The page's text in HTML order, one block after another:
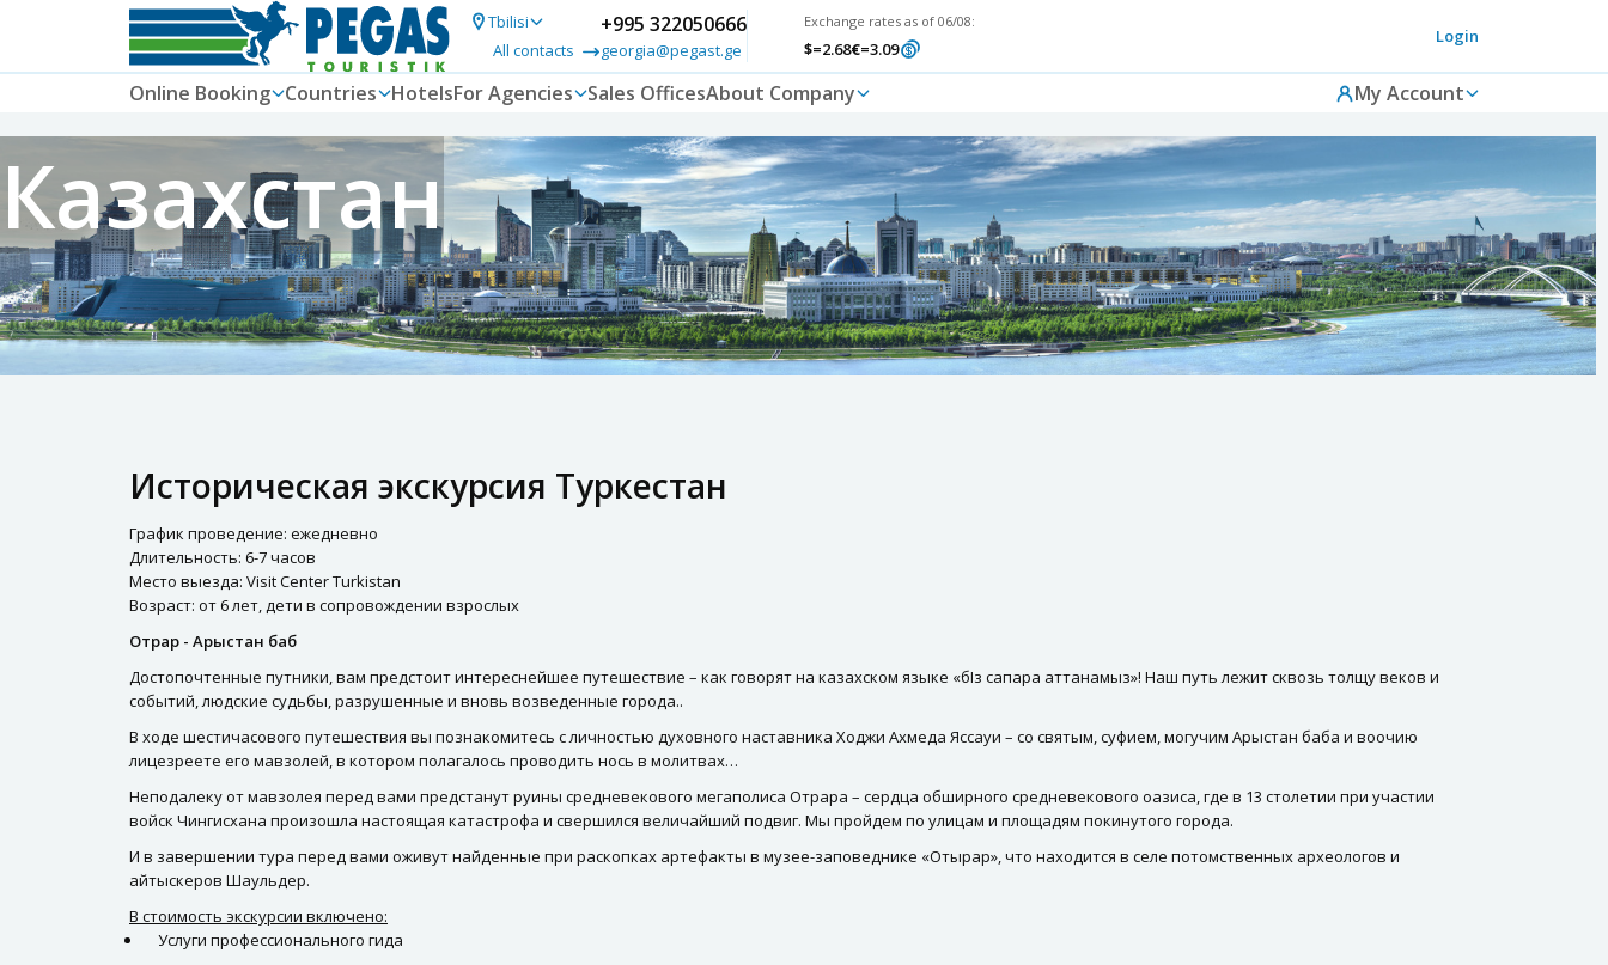
Tbilisi
All contacts
+995 322050666
georgia@pegast.ge
Exchange rates as of 06/08:
$=2.68€=3.09
Login
Online Booking Countries HotelsFor Agencies Sales OfficesAbout Company My Account
Казахстан
Историческая экскурсия Туркестан
График проведение: ежедневно
Длительность: 6-7 часов
Место выезда: Visit Center Turkistan
Возраст: от 6 лет, дети в сопровождении взрослых
Отрар - Арыстан баб
Достопочтенные путники, вам предстоит интереснейшее путешествие – как говорят на казахском языке «бІз сапарға аттанамыз»! Наш путь лежит сквозь толщу веков и
событий, людские судьбы, разрушенные и вновь возведенные города..
В ходе шестичасового путешествия вы познакомитесь с личностью духовного наставника Ходжи Ахмеда Яссауи – со святым, суфием, могучим Арыстан баба и воочию
лицезреете его мавзолей, в котором полагалось проводить нось в молитвах…
Неподалеку от мавзолея перед вами предстанут руины средневекового мегаполиса Отрара – сердца обширного средневекового оазиса, где в 13 столетии при участии
войск Чингисхана произошла настоящая катастрофа и свершился величайший подвиг. Мы пройдем по улицам и площадям покинутого города.
И в завершении тура перед вами оживут найденные при раскопках артефакты в музее-заповеднике «Отырар», что находится в селе потомственных археологов и
айтыскеров Шаульдер.
В стоимость экскурсии включено:
Услуги профессионального гида